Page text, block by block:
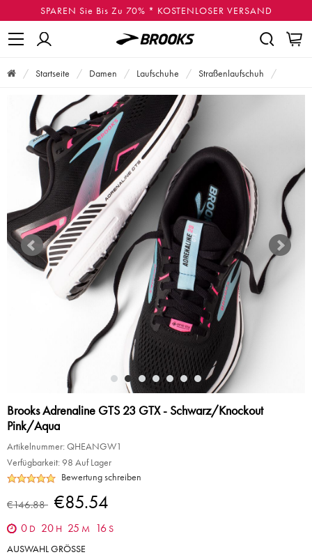
SPAREN Sie Bis Zu 70% * KOSTENLOSER VERSAND
Startseite Damen Laufschuhe Straßenlaufschuh
Brooks Adrenaline GTS 23 GTX - Schwarz/Knockout
Pink/Aqua
Artikelnummer: QHEANGW1
Verfügbarkeit: 98 Auf Lager
Bewertung schreiben
€146.88 €85.54
0 D 20 H 25 M 16S
AUSWAHL GRÖSSE